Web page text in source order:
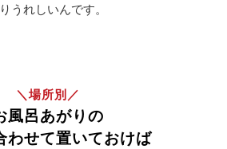
うれしいんです。
＼場所別／
風呂あがりの
わせて置いておけば